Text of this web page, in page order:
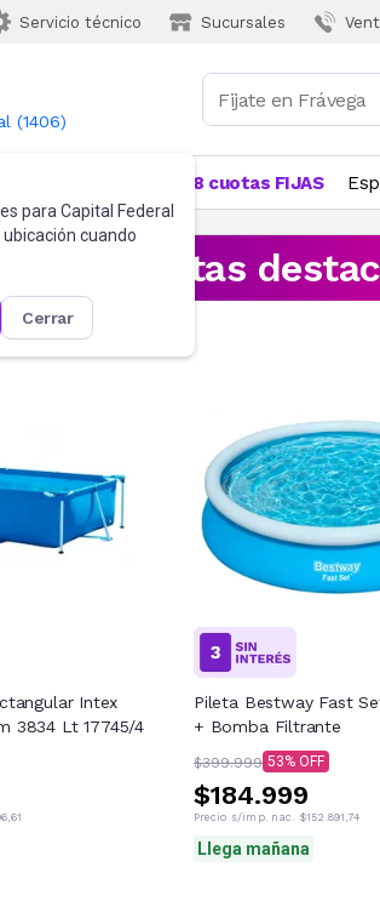
Servicio técnico Sucursales
(1406)
para Capital Federal
cuando
cerrar
18 cuotas FIJAS
las ofertas
Intex
3834 Lt 17745/4
Pileta Bestway Fast
+ Bomba Filtrante
$399.999 53
$184.999
Precio s/imp. nac. $152.891,74
Llega mañana